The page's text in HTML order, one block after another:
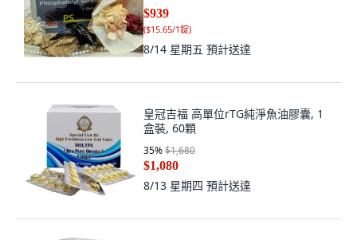
$939
($15.65/1錠)
8/14 星期五 預計送達
皇冠吉福 高單位rTG純淨魚油膠囊, 1
盒裝, 60顆
35%$1,680
$1,080
8/13 星期四 預計送達